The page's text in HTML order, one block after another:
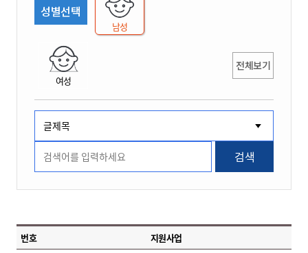
성별선택
남성
여성
전체보기
검색
번호 지원사업